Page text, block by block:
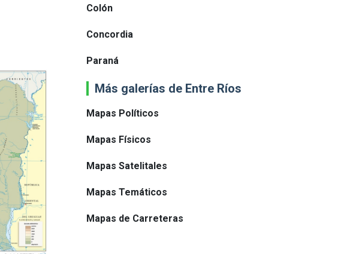
Colón
Concordia
Paraná
Más galerías de Entre Ríos
Mapas Políticos
Mapas Físicos
Mapas Satelitales
Mapas Temáticos
Mapas de Carreteras